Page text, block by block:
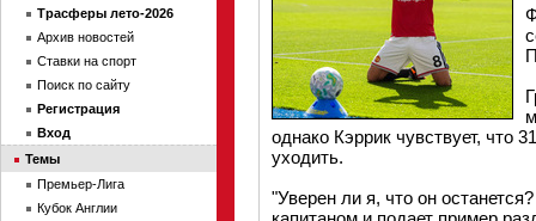
однако Кэррик чувствует, что
уходить.
"Уверен ли я, что он
Трасферы лето-2026
Архив новостей
Ставки на спорт
Поиск по сайту
Регистрация
Вход
Темы
Премьер-Лига
Кубок Англии